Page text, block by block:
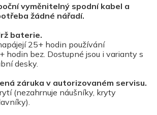
vyměnitelný spodní kabel a
žádné nářadí.
baterie.
25+ hodin používání
hodin bez. Dostupné jsou i varianty s
desky.
záruka v autorizovaném servisu.
(nezahrnuje náušníky, kryty